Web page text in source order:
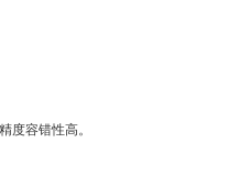
度容错性高。